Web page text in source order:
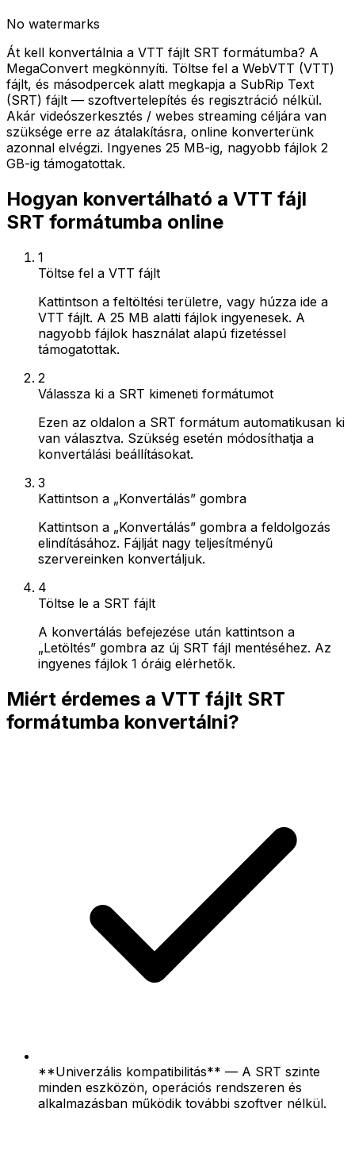
No watermarks
Át kell konvertálnia a VTT fájlt SRT formátumba? A
MegaConvert megkönnyíti. Töltse fel a WebVTT (VTT)
fájlt, és másodpercek alatt megkapja a SubRip Text
(SRT) fájlt — szoftvertelepítés és regisztráció nélkül.
Akár videószerkesztés / webes streaming céljára van
szüksége erre az átalakításra, online konverterünk
azonnal elvégzi. Ingyenes 25 MB-ig, nagyobb fájlok 2
GB-ig támogatottak.
Hogyan konvertálható a VTT fájl
SRT formátumba online
1
Töltse fel a VTT fájlt
Kattintson a feltöltési területre, vagy húzza ide a
VTT fájlt. A 25 MB alatti fájlok ingyenesek. A
nagyobb fájlok használat alapú fizetéssel
támogatottak.
2
Válassza ki a SRT kimeneti formátumot
Ezen az oldalon a SRT formátum automatikusan ki
van választva. Szükség esetén módosíthatja a
konvertálási beállításokat.
3
Kattintson a „Konvertálás” gombra
Kattintson a „Konvertálás” gombra a feldolgozás
elindításához. Fájlját nagy teljesítményű
szervereinken konvertáljuk.
4
Töltse le a SRT fájlt
A konvertálás befejezése után kattintson a
„Letöltés” gombra az új SRT fájl mentéséhez. Az
ingyenes fájlok 1 óráig elérhetők.
Miért érdemes a VTT fájlt SRT
formátumba konvertálni?
**Univerzális kompatibilitás** — A SRT szinte
minden eszközön, operációs rendszeren és
alkalmazásban működik további szoftver nélkül.